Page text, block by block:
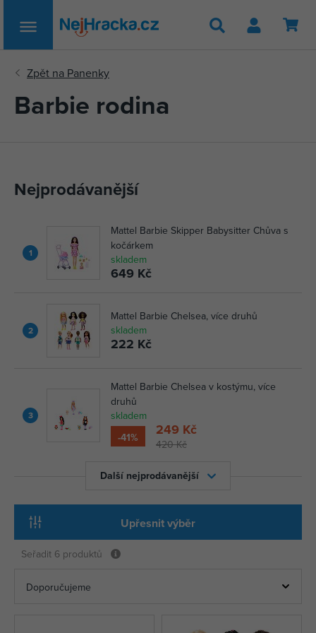
Hledat
Barbie rodina
Nejprodávanější
1
Mattel Barbie Skipper Babysitter Chůva s
kočárkem
skladem
649 Kč
2
Mattel Barbie Chelsea, více druhů
skladem
222 Kč
3
Mattel Barbie Chelsea v kostýmu, více
druhů
skladem
-41%
420 Kč
249 Kč
Další nejprodávanější
Upřesnit výběr
Seřadit 6 produktů